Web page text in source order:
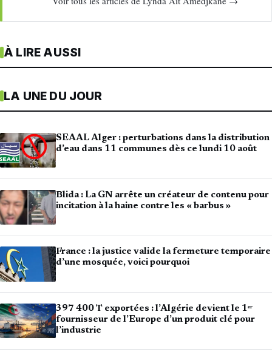
À LIRE AUSSI
LA UNE DU JOUR
SEAAL Alger : perturbations dans la distribution
d’eau dans 11 communes dès ce lundi 10 août
Blida : La GN arrête un créateur de contenu pour
incitation à la haine contre les « barbus »
France : la justice valide la fermeture temporaire
d’une mosquée, voici pourquoi
397 400 T exportées : l’Algérie devient le 1ᵉʳ
fournisseur de l’Europe d’un produit clé pour
l’industrie